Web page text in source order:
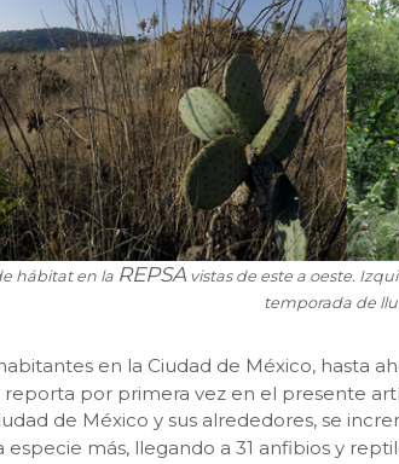
hábitat en la REPSAvistas de este a oeste.
temporada de
en la Ciudad de México, hasta
reporta por primera vez en el presente
de México y sus alrededores, se
especie más, llegando a 31 anfibios y